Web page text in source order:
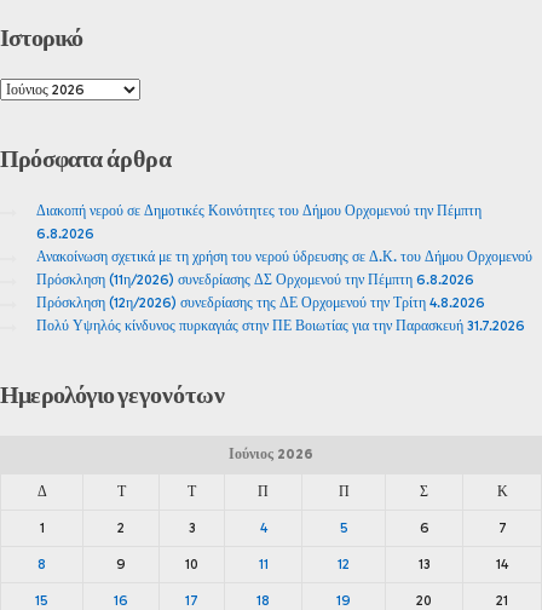
Ιστορικό
Πρόσφαταάρθρα
Διακοπή νερού σε Δημοτικές Κοινότητες του Δήμου Ορχομενού την Πέμπτη
6.8.2026
Ανακοίνωση σχετικά με τη χρήση του νερού ύδρευσης σε Δ.Κ. του Δήμου Ορχομενού
Πρόσκληση (11η/2026) συνεδρίασης ΔΣ Ορχομενού την Πέμπτη 6.8.2026
Πρόσκληση (12η/2026) συνεδρίασης της ΔΕ Ορχομενού την Τρίτη 4.8.2026
Πολύ Υψηλός κίνδυνος πυρκαγιάς στην ΠΕ Βοιωτίας για την Παρασκευή 31.7.2026
Ημερολόγιογεγονότων
Ιούνιος 2026
Δ Τ Τ Π Π Σ Κ
1 2 3 4 5 6 7
8 9 10 11 12 13 14
15 16 17 18 19 20 21